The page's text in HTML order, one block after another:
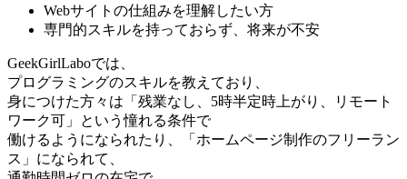
Webサイトの仕組みを理解したい方
専門的スキルを持っておらず、将来が不安
GeekGirlLaboでは、
プログラミングのスキルを教えており、
身につけた方々は「残業なし、5時半定時上がり、リモート
ワーク可」という憧れる条件で
働けるようになられたり、「ホームページ制作のフリーラン
ス」になられて、